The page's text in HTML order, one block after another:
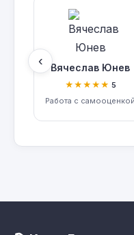
‹ Вячеслав Юнев
★★★★★ 5
Работа с самооценкой